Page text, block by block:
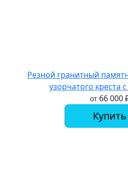
Резной гранитный
узорчатого креста
от 66 000
Купить